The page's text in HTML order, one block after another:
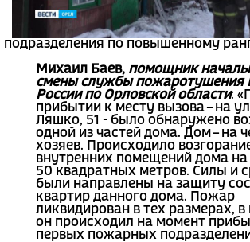
подразделения по повышенному
Михаил Баев, помощник
смены службы пожаротушения
России по Орловской области:
прибытии к месту вызова – на
Ляшко, 51 - было обнаружено
одной из частей дома. Дом – на
хозяев. Происходило
внутренних помещений дома
50 квадратных метров. Силы и
были направлены на защиту
квартир данного дома. Пожар
ликвидирован в тех размерах,
он происходил на момент
первых пожарных